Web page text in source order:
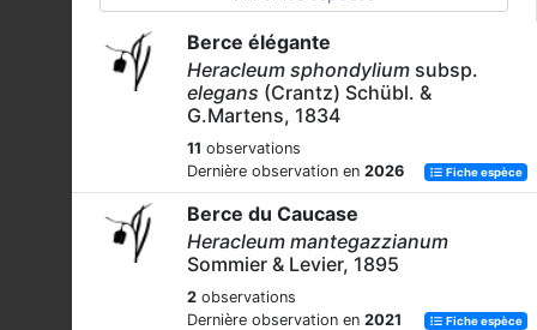
Berce élégante
Heracleum sphondylium subsp.
elegans (Crantz) Schübl. &
G.Martens, 1834
11 observations
Dernière observation en 2026 Fiche espèce
Berce du Caucase
Heracleum mantegazzianum
Sommier & Levier, 1895
2 observations
Dernière observation en 2021 Fiche espèce